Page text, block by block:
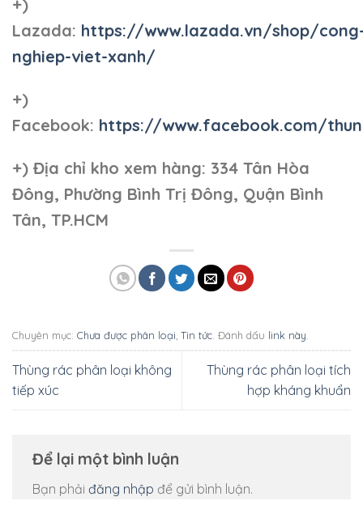
+)
Lazada: https://www.lazada.vn/shop/
nghiep-viet-xanh/
+)
Facebook: https://www.facebook.com/
+) Địa chỉ kho xem hàng: 334 Tân Hòa
Đông, Phường Bình Trị Đông, Quận Bình
Tân, TP.HCM
Chuyên mục: Chưa được phân loại Tin tức . Đánh dấu link này
Thùng rác phân loại không
tiếp xúc
Thùng rác phân loại tích
hợp kháng khuẩn
Để lại một bình luận
Bạn phải đăng nhập để gửi bình luận.